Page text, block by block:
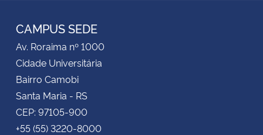
CAMPUS SEDE
Av. Roraima nº 1000
Cidade Universitária
Bairro Camobi
Santa Maria - RS
CEP: 97105-900
+55 (55) 3220-8000